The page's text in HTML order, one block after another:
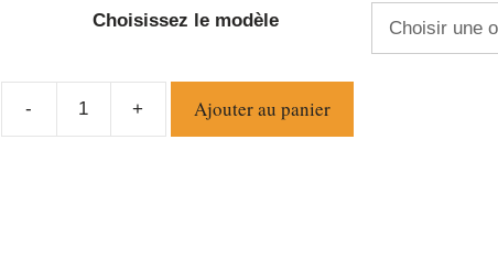
Choisissez le modèle
- + Ajouter au panier